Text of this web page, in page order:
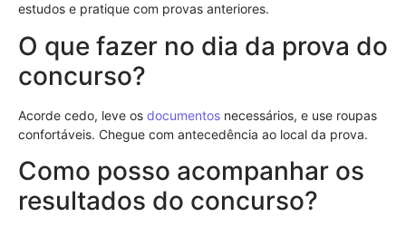
estudos e pratique com provas anteriores.
O que fazer no dia da prova do
concurso?
Acorde cedo, leve os documentos necessários, e use roupas
confortáveis. Chegue com antecedência ao local da prova.
Como posso acompanhar os
resultados do concurso?